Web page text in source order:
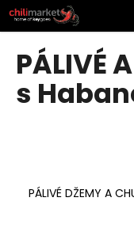
Přejít
na
obsah
PÁLIVÉ
s
PÁLIVÉ DŽEMY A
K
o
C
o